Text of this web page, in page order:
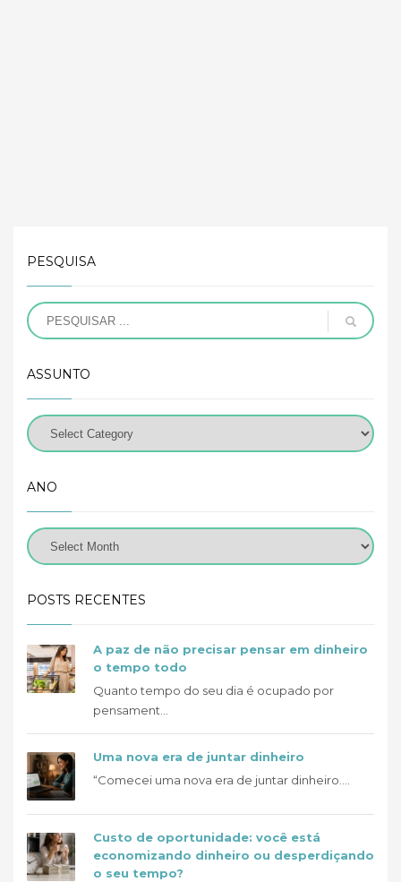
PESQUISA
ASSUNTO
ANO
POSTS RECENTES
A paz de não precisar pensar em dinheiro
o tempo todo
Quanto tempo do seu dia é ocupado por
pensament...
Uma nova era de juntar dinheiro
“Comecei uma nova era de juntar dinheiro....
Custo de oportunidade: você está
economizando dinheiro ou desperdiçando
o seu tempo?